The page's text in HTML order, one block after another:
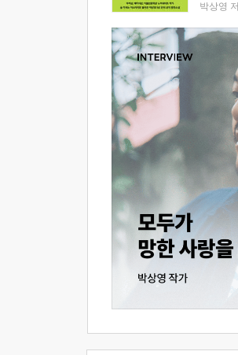
박상영 저